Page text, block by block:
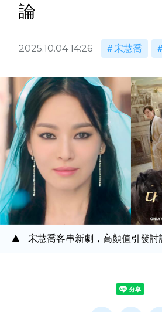
論
2025.10.04 14:26 宋慧喬
宋慧喬客串新劇，高顏值引發